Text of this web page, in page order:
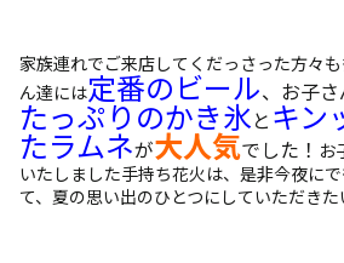
家族連れでご来店してくだっさった方々
ん達には定番のビール、お子
たっぷりのかき氷と キン
たラムネが大人気でした！ お
いたしました手持ち花火は、是非今夜に
て、夏の思い出のひとつにしていただき